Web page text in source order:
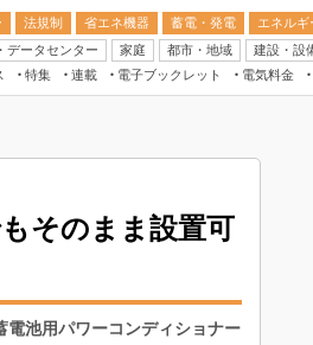
法規制 省エネ機器 蓄電・発電 エネルギ
データセンター 家庭 都市・地域
建設・設
特集 連載 電子ブックレット 電気料金
新電力
BEMS
そのまま設置可
電池用パワーコンディショナー